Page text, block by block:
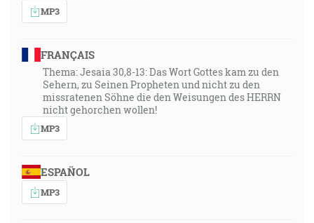
MP3
FRANÇAIS
Thema: Jesaia 30,8-13: Das Wort Gottes kam zu den
Sehern, zu Seinen Propheten und nicht zu den
missratenen Söhne die den Weisungen des HERRN
nicht gehorchen wollen!
MP3
ESPAÑOL
MP3